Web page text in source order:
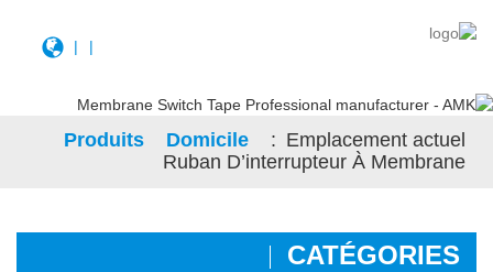
|
|
Emplacement actuel :
Domicile
Produits
Ruban D’interrupteur À Membrane
CATÉGORIES